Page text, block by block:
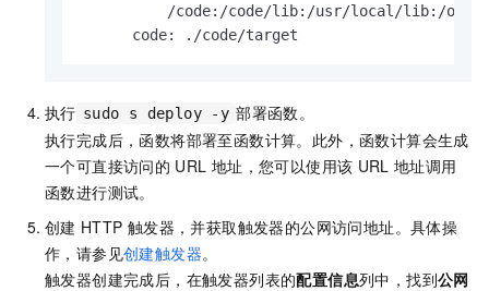
/code:/code/lib:/usr/local/lib:/
      code: ./code/target
执行 sudo s deploy -y 部署函数。
执行完成后，函数将部署至函数计算。此外， 函数计算会生成
一个可直接访问的 URL 地址，您可以使用该 URL 地址调用
函数进行测试。
创建 HTTP 触发器，并获取触发器的公网访问地址。具体操
作，请参见创建触发器。
触发器创建完成后，在触发器列表的配置信息列中，找到公网